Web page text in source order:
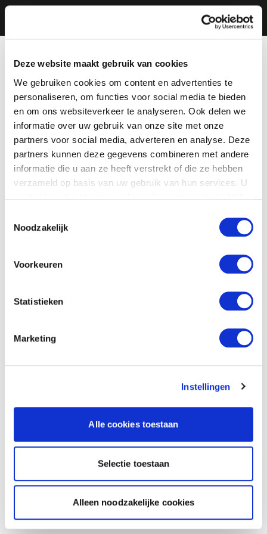
Deze website maakt gebruik van cookies
We gebruiken cookies om content en advertenties te
personaliseren, om functies voor social media te bieden
en om ons websiteverkeer te analyseren. Ook delen we
informatie over uw gebruik van onze site met onze
partners voor social media, adverteren en analyse. Deze
partners kunnen deze gegevens combineren met andere
informatie die u aan ze heeft verstrekt of die ze hebben
verzameld op basis van uw gebruik van hun services. U
Noodzakelijk
Voorkeuren
Statistieken
Marketing
Instellingen
Alle cookies toestaan
Selectie toestaan
Alleen noodzakelijke cookies